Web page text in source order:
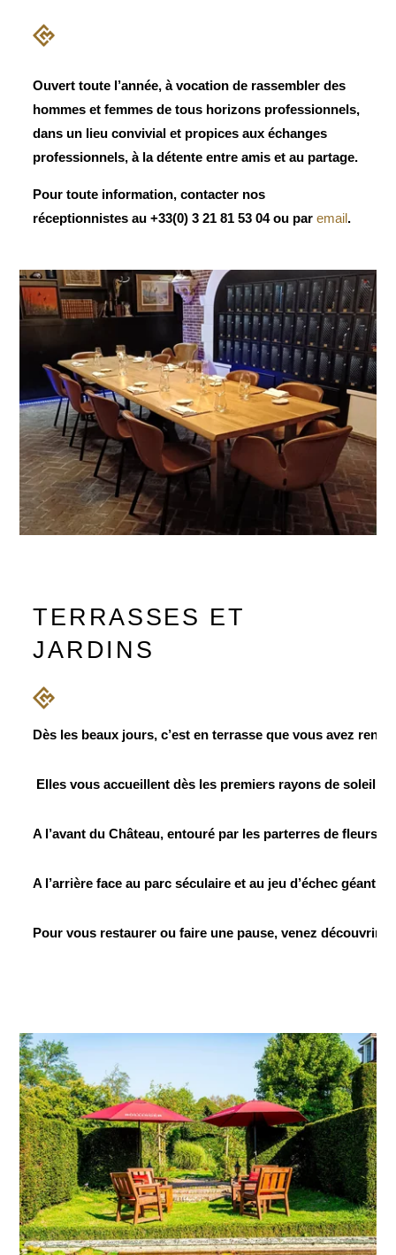
Ouvert toute l’année, à vocation de rassembler des
hommes et femmes de tous horizons professionnels,
dans un lieu convivial et propices aux échanges
professionnels, à la détente entre amis et au partage.
Pour toute information, contacter nos
réceptionnistes au +33(0) 3 21 81 53 04 ou paremail.
TERRASSES ET
JARDINS
Dès les beaux jours, c’est en terrasse que vous avez
Elles vous accueillent dès les premiers rayons de soleil
A l’avant du Château, entouré par les parterres de fleurs
A l’arrière face au parc séculaire et au jeu d’échec
Pour vous restaurer ou faire une pause, venez découvrir